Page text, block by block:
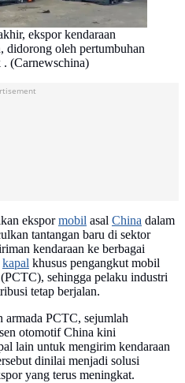
ekspor kendaraan
didorong oleh pertumbuhan
. (Carnewschina)
ekspormobil asal China dalam
tantangan baru di sektor
kendaraan ke berbagai
kapal khusus pengangkut mobil
sehingga pelaku industri
tetap berjalan.
armada PCTC, sejumlah
otomotif China kini
lain untuk mengirim kendaraan
dinilai menjadi solusi
yang terus meningkat.